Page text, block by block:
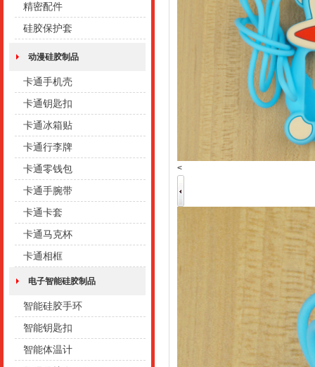
精密配件
硅胶保护套
动漫硅胶制品
卡通手机壳
卡通钥匙扣
卡通冰箱贴
卡通行李牌
卡通零钱包
卡通手腕带
卡通卡套
卡通马克杯
卡通相框
电子智能硅胶制品
智能硅胶手环
智能钥匙扣
智能体温计
<